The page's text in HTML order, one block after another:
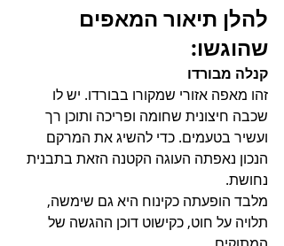
להלן תיאור המאפים
שהוגשו:
קנלה מבורדו
זהו מאפה אזורי שמקורו בבורדו. יש לו
שכבה חיצונית שחומה ופריכה ותוכן רך
ועשיר בטעמים. כדי להשיג את המרקם
הנכון נאפתה העוגה הקטנה הזאת בתבנית
נחושת.
מלבד הופעתה כקינוח היא גם שימשה,
תלויה על חוט, כקישוט דוכן ההגשה של